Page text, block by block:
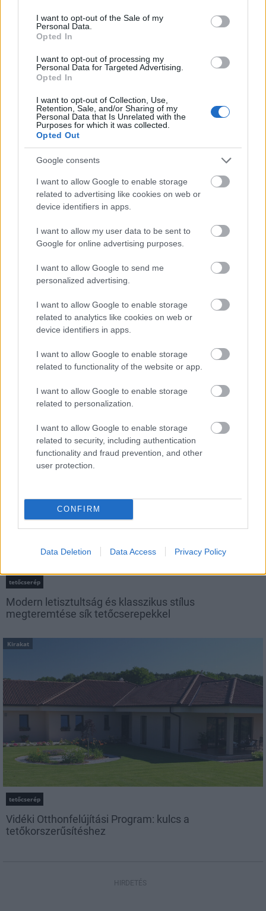
consent section.
I want to opt-out of the Sale of my
Personal Data.
Opted In
I want to opt-out of processing my
Personal Data for Targeted Advertising.
Opted In
I want to opt-out of Collection, Use,
Retention, Sale, and/or Sharing of my
Personal Data that Is Unrelated with the
Purposes for which it was collected.
Opted Out
Google consents
I want to allow Google to enable storage
related to advertising like cookies on web or
device identifiers in apps.
I want to allow my user data to be sent to
Google for online advertising purposes.
I want to allow Google to send me
personalized advertising.
I want to allow Google to enable storage
related to analytics like cookies on web or
device identifiers in apps.
I want to allow Google to enable storage
related to functionality of the website or app.
I want to allow Google to enable storage
related to personalization.
I want to allow Google to enable storage
related to security, including authentication
functionality and fraud prevention, and other
user protection.
CONFIRM
Data Deletion Data Access Privacy Policy
Döntsön könnyedén: válassza az akciós Synus
tetőcserepet!
tetőcserép
költségtervezésben!
tetőcserép
Modern letisztultság és klasszikus stílus
megteremtése sík tetőcserepekkel
Kirakat
tetőcserép
Vidéki Otthonfelújítási Program: kulcs a
tetőkorszerűsítéshez
HIRDETÉS